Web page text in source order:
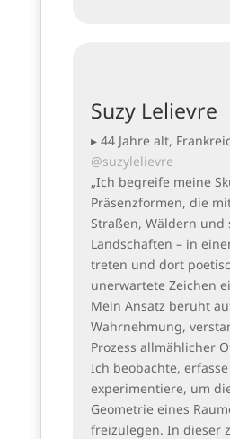
Suzy Lelievre
▸ 44 Jahre alt,
@suzylelievre
„Ich begreife meine
Präsenzformen, die
Straßen, Wäldern und
Landschaften – in
treten und dort
unerwartete Zeichen
Mein Ansatz beruht
Wahrnehmung,
Prozess allmählicher
Ich beobachte,
experimentiere, um
Geometrie eines
freizulegen. In dieser